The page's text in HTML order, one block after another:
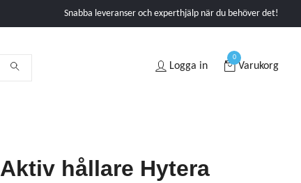
Snabba leveranser och experthjälp när du behöver det!
Logga in
0
Varukorg
Aktiv hållare Hytera